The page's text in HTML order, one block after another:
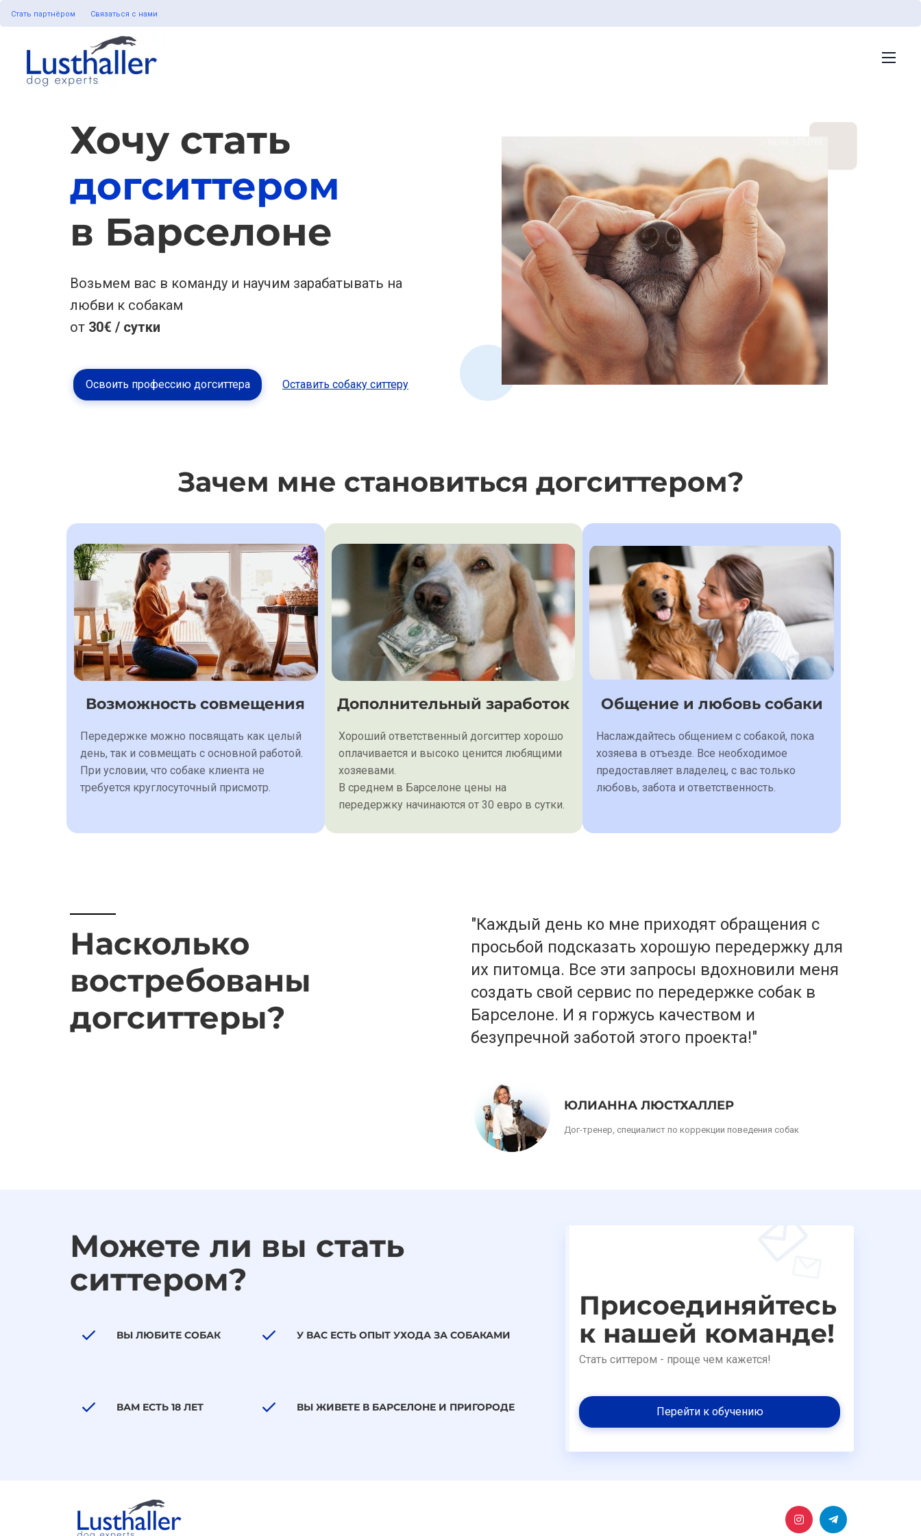
Стать партнёром Связаться с нами
Хочу стать
догситтером
в Барселоне
Возьмем вас в команду и научим зарабатывать на
любви к собакам
от 30€ / сутки
Освоить профессию догситтера Оставить собаку ситтеру
Зачем мне становиться догситтером?
Возможность совмещения
Передержке можно посвящать как целый
день, так и совмещать с основной работой.
При условии, что собаке клиента не
требуется круглосуточный присмотр.
Дополнительный заработок
Хороший ответственный догситтер хорошо
оплачивается и высоко ценится любящими
хозяевами.
В среднем в Барселоне цены на
передержку начинаются от 30 евро в сутки.
Общение и любовь собаки
Наслаждайтесь общением с собакой, пока
хозяева в отъезде. Все необходимое
предоставляет владелец, с вас только
любовь, забота и ответственность.
Насколько
востребованы
догситтеры?
"Каждый день ко мне приходят обращения с
просьбой подсказать хорошую передержку для
их питомца. Все эти запросы вдохновили меня
создать свой сервис по передержке собак в
Барселоне. И я горжусь качеством и
безупречной заботой этого проекта!"
ЮЛИАННА ЛЮСТХАЛЛЕР
Дог-тренер, специалист по коррекции поведения собак
Можете ли вы стать
ситтером?
ВЫ ЛЮБИТЕ СОБАК У ВАС ЕСТЬ ОПЫТ УХОДА ЗА СОБАКАМИ
ВАМ ЕСТЬ 18 ЛЕТ ВЫ ЖИВЕТЕ В БАРСЕЛОНЕ И ПРИГОРОДЕ
Присоединяйтесь
к нашей команде!
Стать ситтером - проще чем кажется!
Перейти к обучению